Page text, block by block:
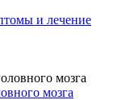
и лечение
мозга